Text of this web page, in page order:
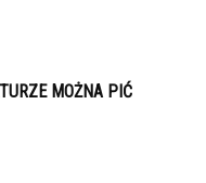
MOŻNA PIĆ